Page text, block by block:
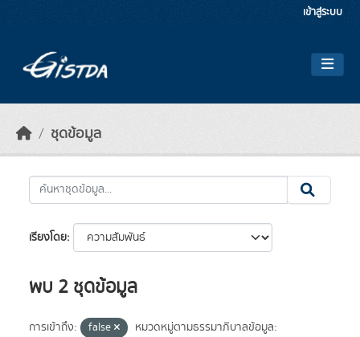
เข้าสู่ระบบ
ชุดข้อมูล
เรียงโดย
พบ 2 ชุดข้อมูล
การเข้าถึง: false
หมวดหมู่ตามธรรมาภิบาลข้อมูล: